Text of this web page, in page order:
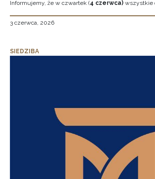
Informujemy, że w czwartek (4 czerwca) wszystkie
3 czerwca, 2026
SIEDZIBA